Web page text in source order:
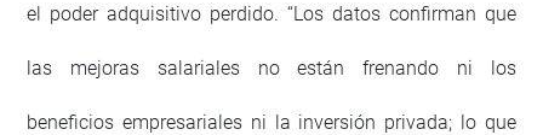
el poder adquisitivo perdido. “Los datos confirman que
las mejoras salariales no están frenando ni los
beneficios empresariales ni la inversión privada; lo que